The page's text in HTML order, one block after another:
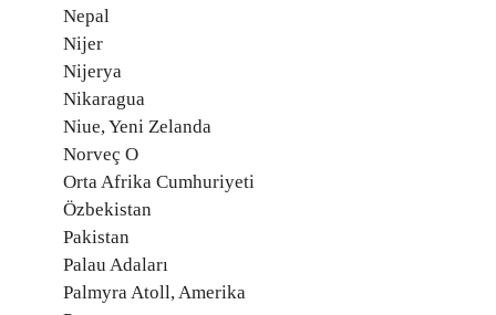
Nepal
Nijer
Nijerya
Nikaragua
Niue, Yeni Zelanda
Norveç O
Orta Afrika Cumhuriyeti
Özbekistan
Pakistan
Palau Adaları
Palmyra Atoll, Amerika